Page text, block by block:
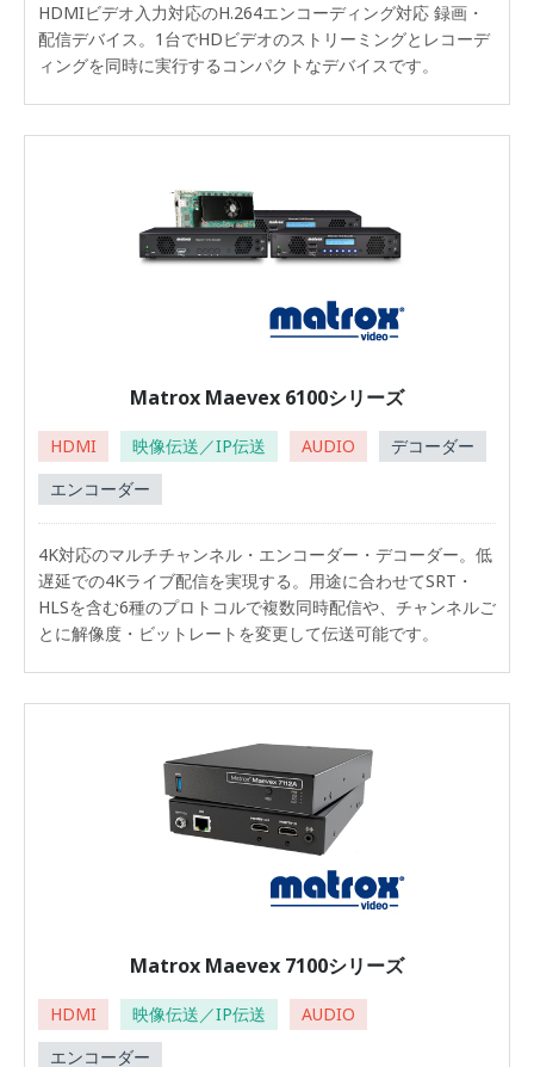
HDMIビデオ入力対応のH.264エンコーディング対応 録画・
配信デバイス。1台でHDビデオのストリーミングとレコーデ
ィングを同時に実行するコンパクトなデバイスです。
Matrox Maevex 6100シリーズ
HDMI 映像伝送／IP伝送 AUDIO
デコーダー
エンコーダー
4K対応のマルチチャンネル・エンコーダー・デコーダー。低
遅延での4Kライブ配信を実現する。用途に合わせてSRT・
HLSを含む6種のプロトコルで複数同時配信や、チャンネルご
とに解像度・ビットレートを変更して伝送可能です。
Matrox Maevex 7100シリーズ
HDMI 映像伝送／IP伝送
AUDIO
エンコーダー